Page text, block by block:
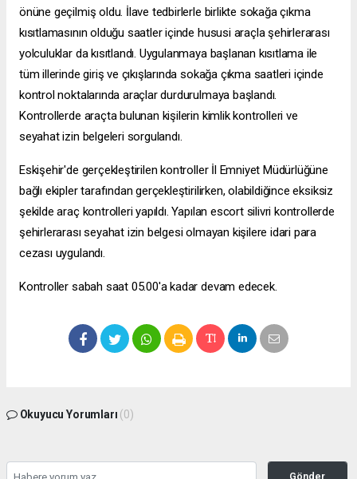
önüne geçilmiş oldu. İlave tedbirlerle birlikte sokağa çıkma
kısıtlamasının olduğu saatler içinde hususi araçla şehirlerarası
yolculuklar da kısıtlandı. Uygulanmaya başlanan kısıtlama ile
tüm illerinde giriş ve çıkışlarında sokağa çıkma saatleri içinde
kontrol noktalarında araçlar durdurulmaya başlandı.
Kontrollerde araçta bulunan kişilerin kimlik kontrolleri ve
seyahat izin belgeleri sorgulandı.
Eskişehir'de gerçekleştirilen kontroller İl Emniyet Müdürlüğüne
bağlı ekipler tarafından gerçekleştirilirken, olabildiğince eksiksiz
şekilde araç kontrolleri yapıldı. Yapılan escort silivri kontrollerde
şehirlerarası seyahat izin belgesi olmayan kişilere idari para
cezası uygulandı.
Kontroller sabah saat 05.00'a kadar devam edecek.
Okuyucu Yorumları (0)
Gönder